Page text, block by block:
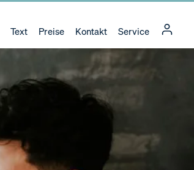
Text Preise Kontakt Service